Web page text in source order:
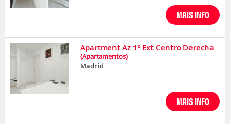
MAIS INFO
Apartment Az 1º Ext Centro Derecha
(Apartamentos)
Madrid
MAIS INFO